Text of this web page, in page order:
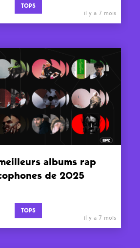
TOPS
il y a 7 mois
albums rap
de 2025
TOPS
il y a 7 mois